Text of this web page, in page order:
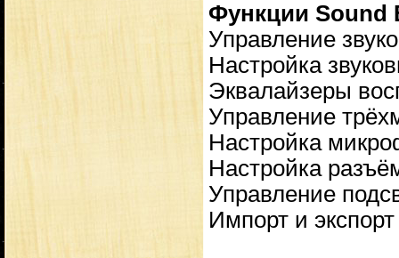
Функции Sound
Управление
Настройка
Эквалайзеры
Управление
Настройка
Настройка
Управление
Импорт и